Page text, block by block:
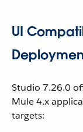
UI
Studio 7.26.0
Mule 4.x
targets: